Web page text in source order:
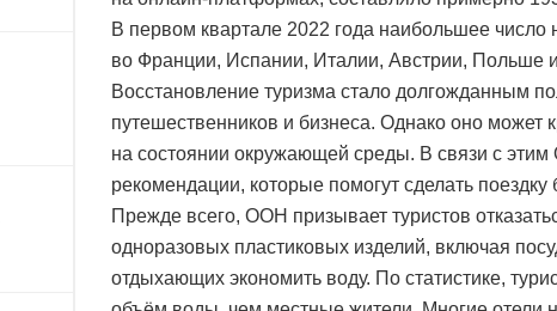
В первом квартале 2022 года наибольшее
во Франции, Испании, Италии, Австрии, Польше
Восстановление туризма стало долгожданным
путешественников и бизнеса. Однако оно может
на состоянии окружающей среды. В связи с
рекомендации, которые помогут сделать
Прежде всего, ООН призывает туристов
одноразовых пластиковых изделий, включая
отдыхающих экономить воду. По статистике,